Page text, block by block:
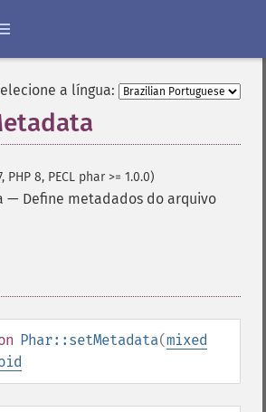
a língua:
PHP 8, PECL phar >= 1.0.0)
— Define metadados do arquivo
Phar::setMetadata(mixed